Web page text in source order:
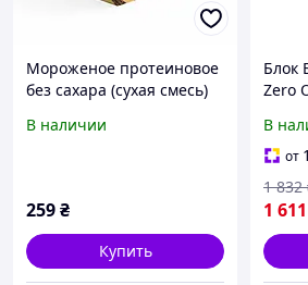
Мороженое протеиновое
без сахара (сухая смесь)
В наличии
259₴
Купить
Блок
Zero
25
В
от
1 611
1 832